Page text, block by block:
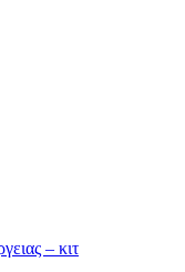
– κιτ